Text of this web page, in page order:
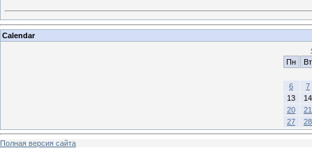
Calendar
Пн
Вт
6
7
13
14
20
21
27
28
Полная версия сайта